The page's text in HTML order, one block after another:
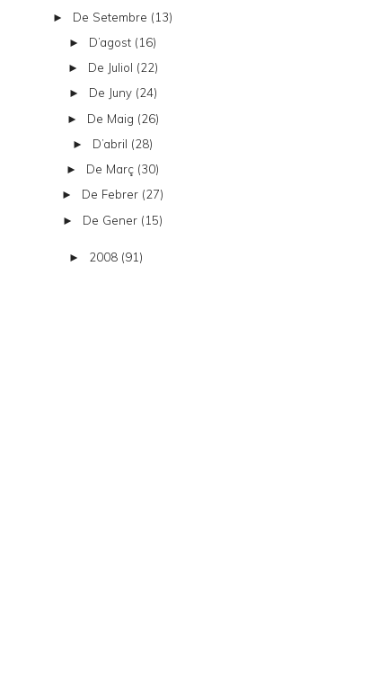
► De Setembre (13)
► D’agost (16)
► De Juliol (22)
► De Juny (24)
► De Maig (26)
► D’abril (28)
► De Març (30)
► De Febrer (27)
► De Gener (15)
► 2008 (91)